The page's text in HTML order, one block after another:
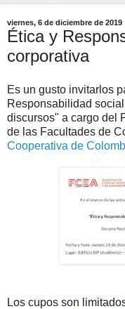
viernes, 6 de diciembre de 2019
Ética y
corporativa
Es un gusto invitarlos
Responsabilidad
discursos" a cargo del
de las Facultades de
Cooperativa de
Los cupos son